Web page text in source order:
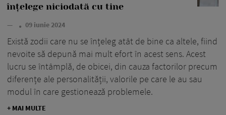
înțelege niciodată cu tine
— 09 iunie 2024
Există zodii care nu se înțeleg atât de bine ca altele, fiind
nevoite să depună mai mult efort în acest sens. Acest
lucru se întâmplă, de obicei, din cauza factorilor precum
diferențe ale personalității, valorile pe care le au sau
modul în care gestionează problemele.
+ MAI MULTE